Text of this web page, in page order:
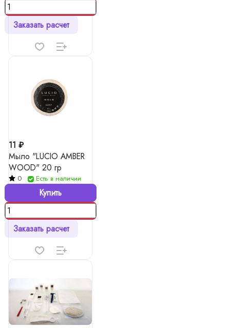
Заказать расчет
11 ₽
Мыло "LUCIO AMBER
WOOD" 20 гр
0 Есть в наличии
Купить
Заказать расчет